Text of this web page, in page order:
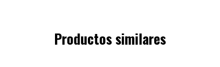
Productos similares